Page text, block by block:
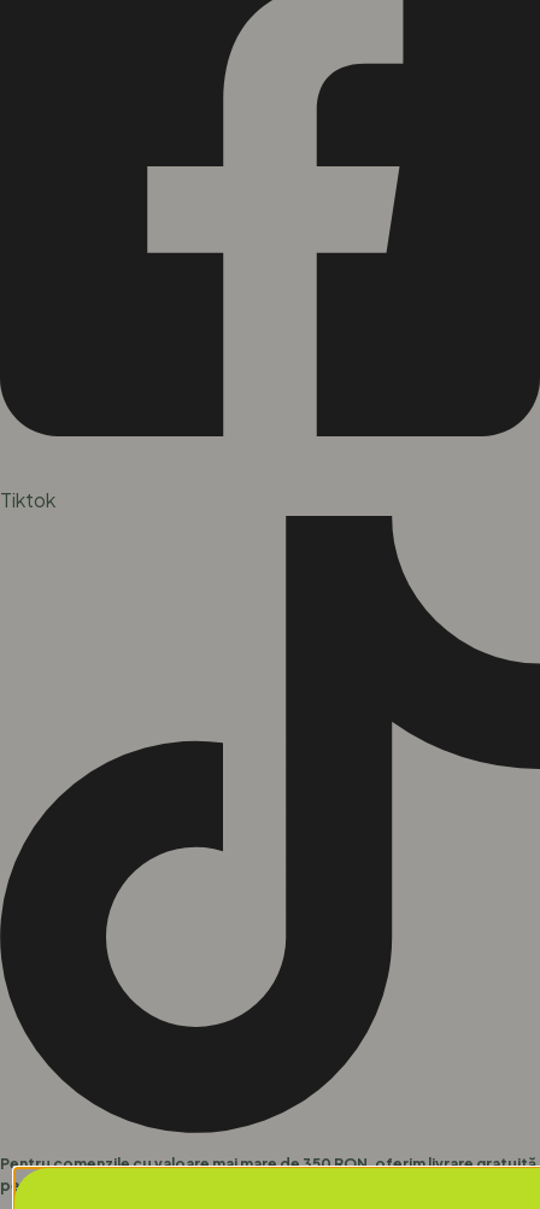
Tiktok
Pentru comenzile cu valoare mai mare de 350 RON, oferim livrare gratuită
pentru toate produsele noastre.